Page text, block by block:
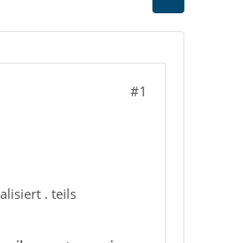
#1
. teils